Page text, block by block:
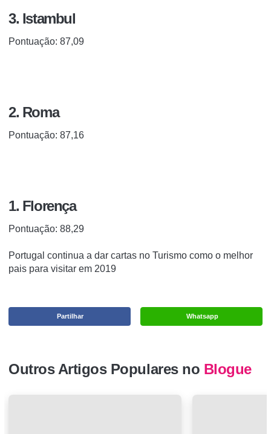
3. Istambul
Pontuação: 87,09
2. Roma
Pontuação: 87,16
1. Florença
Pontuação: 88,29
Portugal continua a dar cartas no Turismo como o melhor
pais para visitar em 2019
Whatsapp
Partilhar
Outros Artigos Populares no Blogue